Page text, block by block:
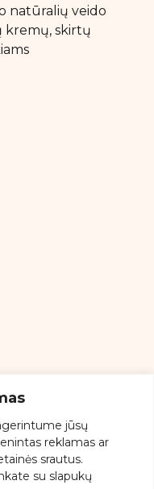
jūsų
reklamas ar
srautus.
su slapukų
natūralių veido
kremų, skirtų